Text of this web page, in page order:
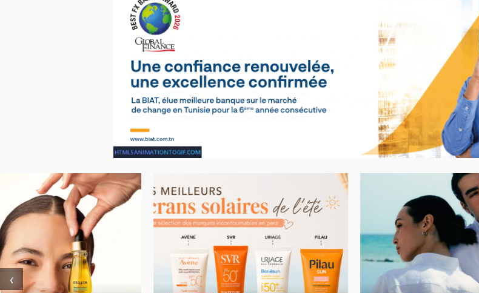
Beauté
‹